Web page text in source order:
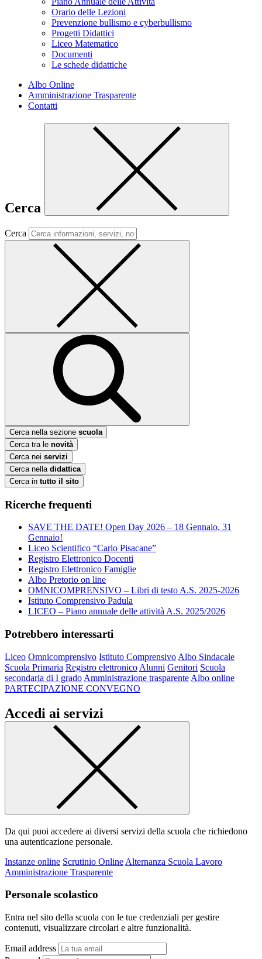
Orario delle Lezioni
Prevenzione bullismo e cyberbullismo
Progetti Didattici
Liceo Matematico
Documenti
Le schede didattiche
Albo Online
Amministrazione Trasparente
Contatti
Cerca
Cerca
Cerca nella sezione scuola
Cerca tra le novità
Cerca nei servizi
Cerca nella didattica
Cerca in tutto il sito
Ricerche frequenti
SAVE THE DATE! Open Day 2026 – 18 Gennaio, 31
Gennaio!
Liceo Scientifico “Carlo Pisacane”
Registro Elettronico Docenti
Registro Elettronico Famiglie
Albo Pretorio on line
OMNICOMPRENSIVO – Libri di testo A.S. 2025-2026
Istituto Comprensivo Padula
LICEO – Piano annuale delle attività A.S. 2025/2026
Potrebbero interessarti
Liceo Omnicomprensivo Istituto Comprensivo Albo Sindacale
Scuola Primaria Registro elettronico Alunni Genitori Scuola
secondaria di I grado Amministrazione trasparente Albo online
PARTECIPAZIONE CONVEGNO
Accedi ai servizi
Da qui puoi accedere ai diversi servizi della scuola che richiedono
una autenticazione personale.
Instanze online Scrutinio Online Alternanza Scuola Lavoro
Amministrazione Trasparente
Personale scolastico
Entra nel sito della scuola con le tue credenziali per gestire
contenuti, visualizzare circolari e altre funzionalità.
Email address